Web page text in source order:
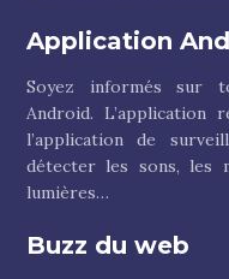
Application
Soyez informés sur
Android. L’application
l’application de
détecter les sons, les
lumières…
Buzz du web